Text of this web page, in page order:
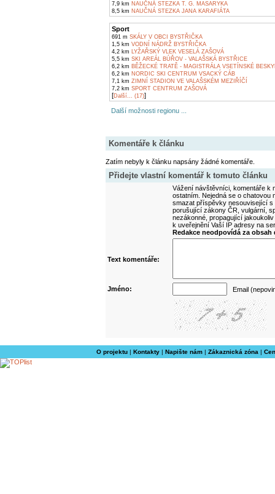
7,9 km NAUČNÁ STEZKA T. G. MASARYKA
8,5 km NAUČNÁ STEZKA JANA KARAFIÁTA
Sport
691 m SKÁLY V OBCI BYSTŘIČKA
1,5 km VODNÍ NÁDRŽ BYSTŘIČKA
4,2 km LYŽAŘSKÝ VLEK VESELÁ ZAŠOVÁ
5,5 km SKI AREÁL BÚŘOV - VALAŠSKÁ BYSTŘICE
6,2 km BĚŽECKÉ TRATĚ - MAGISTRÁLA VSETÍNSKÉ
6,2 km NORDIC SKI CENTRUM VSACKÝ CÁB
7,1 km ZIMNÍ STADION VE VALAŠSKÉM MEZIŘÍČÍ
7,2 km SPORT CENTRUM ZAŠOVÁ
[Další... (17)]
Další možnosti regionu ...
Komentáře k článku
Zatím nebyly k článku napsány žádné komentáře.
Přidejte vlastní komentář k tomuto článku
Vážení návštěvníci, komentáře k
ostatním. Nejedná se o
smazat příspěvky nesouvisející
porušující zákony ČR, vulgární,
nezákonné, propagující
k uveřejnění Vaší IP adresy na
Redakce neodpovídá za
Text komentáře:
Jméno: Email
O projektu| Kontakty| Napište nám| Zákaznická zóna |